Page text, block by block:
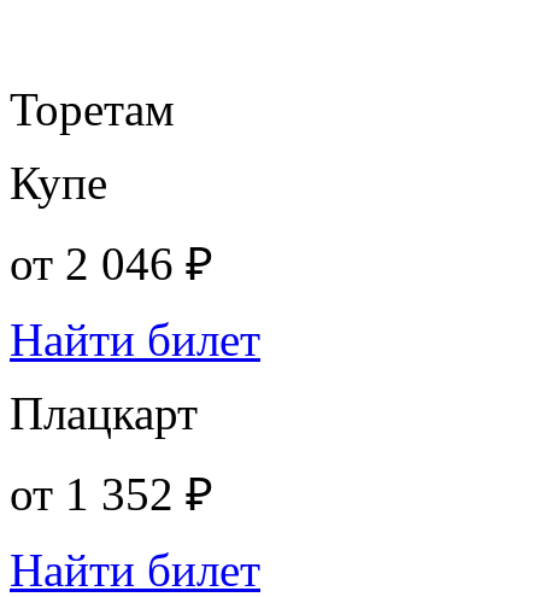
Торетам
Купе
от 2 046 ₽
Найти билет
Плацкарт
от 1 352 ₽
Найти билет